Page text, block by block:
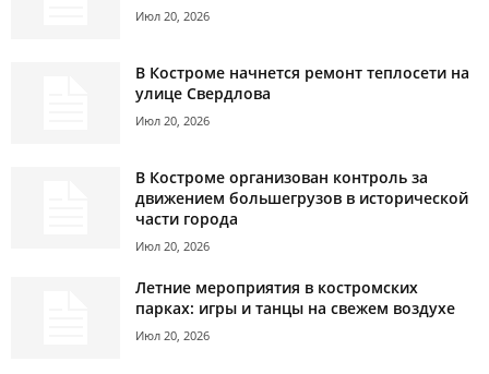
Июл 20, 2026
В Костроме начнется ремонт теплосети на
улице Свердлова
Июл 20, 2026
В Костроме организован контроль за
движением большегрузов в исторической
части города
Июл 20, 2026
Летние мероприятия в костромских
парках: игры и танцы на свежем воздухе
Июл 20, 2026